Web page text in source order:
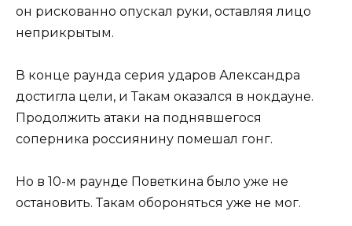
он рискованно опускал руки, оставляя лицо
неприкрытым.
В конце раунда серия ударов Александра
достигла цели, и Такам оказался в нокдауне.
Продолжить атаки на поднявшегося
соперника россиянину помешал гонг.
Но в 10-м раунде Поветкина было уже не
остановить. Такам обороняться уже не мог.